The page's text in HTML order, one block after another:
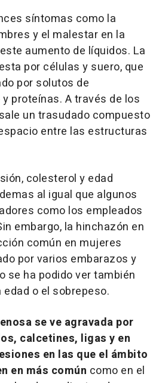
síntomas como la
y el malestar en la
aumento de líquidos. La
por células y suero, que
por solutos de
proteínas. A través de los
un trasudado compuesto
entre las estructuras
colesterol y edad
al igual que algunos
como los empleados
embargo, la hinchazón en
común en mujeres
por varios embarazos y
se ha podido ver también
o el sobrepeso.
se ve agravada por
calcetines, ligas y en
en las que el ámbito
en más común como en el